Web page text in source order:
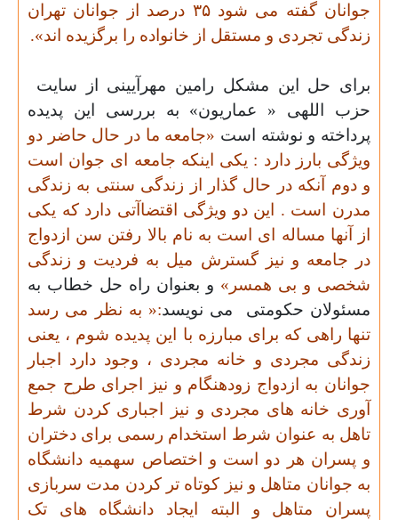
جوانان گفته می شود۳۵ درصد از جوانان تهران
زندگی تجردی و مستقل از خانواده را برگزيده اند».
برای حل این مشکل رامین مهرآیینی از سایت
حزب اللهی « عماریون» به بررسی این پدیده
پرداخته و نوشته است «جامعه ما در حال حاضر دو
ویژگی بارز دارد : یکی اینکه جامعه ای جوان است
و دوم آنکه در حال گذار از زندگی سنتی به زندگی
مدرن است . این دو ویژگی اقتضاآتی دارد که یکی
از آنها مساله ای است به نام بالا رفتن سن ازدواج
در جامعه و نیز گسترش میل به فردیت و زندگی
شخصی و بی همسر» و بعنوان راه حل خطاب به
مسئولان حکومتی
می نویسد:« به نظر می رسد
تنها راهی که برای مبارزه با این پدیده شوم ، یعنی
زندگی مجردی و خانه مجردی ، وجود دارد اجبار
جوانان به ازدواج زودهنگام و نیز اجرای طرح جمع
آوری خانه های مجردی و نیز اجباری کردن شرط
تاهل به عنوان شرط استخدام رسمی برای دختران
و پسران هر دو است و اختصاص سهمیه دانشگاه
به جوانان متاهل و نیز کوتاه تر کردن مدت سربازی
پسران متاهل و البته ایجاد دانشگاه های تک